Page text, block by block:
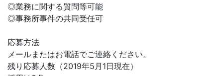
◎業務に関する質問等可能
◎事務所事件の共同受任可
応募方法
メールまたはお電話でご連絡ください。
残り応募人数（2019年5月1日現在）